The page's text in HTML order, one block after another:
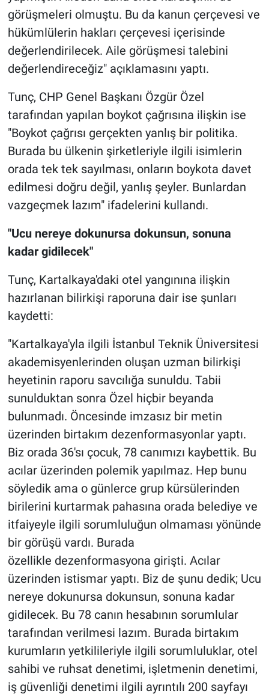
görüşmeleri olmuştu. Bu da kanun çerçevesi ve
hükümlülerin hakları çerçevesi içerisinde
değerlendirilecek. Aile görüşmesi talebini
değerlendireceğiz" açıklamasını yaptı.
Tunç, CHP Genel Başkanı Özgür Özel
tarafından yapılan boykot çağrısına ilişkin ise
"Boykot çağrısı gerçekten yanlış bir politika.
Burada bu ülkenin şirketleriyle ilgili isimlerin
orada tek tek sayılması, onların boykota davet
edilmesi doğru değil, yanlış şeyler. Bunlardan
vazgeçmek lazım" ifadelerini kullandı.
"Ucu nereye dokunursa dokunsun, sonuna
kadar gidilecek"
Tunç, Kartalkaya'daki otel yangınına ilişkin
hazırlanan bilirkişi raporuna dair ise şunları
kaydetti:
"Kartalkaya'yla ilgili İstanbul Teknik Üniversitesi
akademisyenlerinden oluşan uzman bilirkişi
heyetinin raporu savcılığa sunuldu. Tabii
sunulduktan sonra Özel hiçbir beyanda
bulunmadı. Öncesinde imzasız bir metin
üzerinden birtakım dezenformasyonlar yaptı.
Biz orada 36'sı çocuk, 78 canımızı kaybettik. Bu
acılar üzerinden polemik yapılmaz. Hep bunu
söyledik ama o günlerce grup kürsülerinden
birilerini kurtarmak pahasına orada belediye ve
itfaiyeyle ilgili sorumluluğun olmaması yönünde
bir görüşü vardı. Burada
özellikle dezenformasyona girişti. Acılar
üzerinden istismar yaptı. Biz de şunu dedik; Ucu
nereye dokunursa dokunsun, sonuna kadar
gidilecek. Bu 78 canın hesabının sorumlular
tarafından verilmesi lazım. Burada birtakım
kurumların yetkilileriyle ilgili sorumluluklar, otel
sahibi ve ruhsat denetimi, işletmenin denetimi,
iş güvenliği denetimi ilgili ayrıntılı 200 sayfayı